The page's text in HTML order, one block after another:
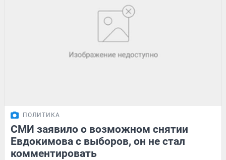
ПОЛИТИКА
СМИ заявило о возможном снятии
Евдокимова с выборов, он не стал
комментировать